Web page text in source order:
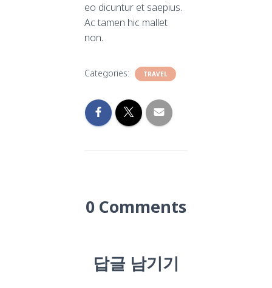
eo dicuntur et saepius.
Ac tamen hic mallet
non.
Categories: TRAVEL
0 Comments
답글 남기기